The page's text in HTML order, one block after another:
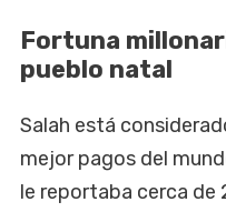
Fortuna
pueblo natal
Salah está
mejor pagos del
le reportaba cerca de